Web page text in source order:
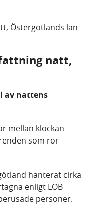
Östergötlands län
natt,
av nattens
mellan klockan
som rör
hanterat cirka
enligt LOB
personer.